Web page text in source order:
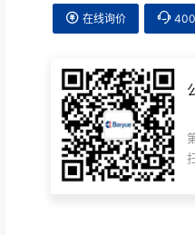
在线询价